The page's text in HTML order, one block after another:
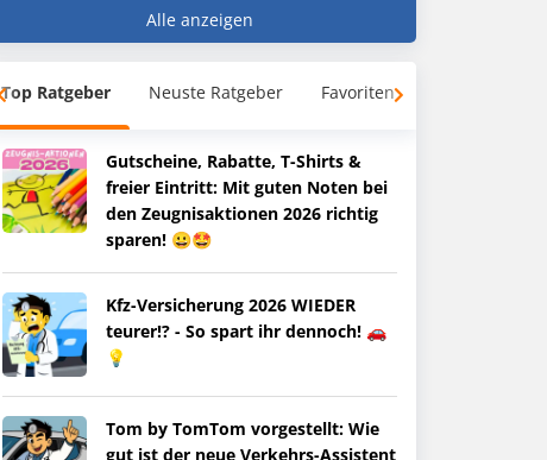
Alle anzeigen
Top Ratgeber Neuste Ratgeber Favoriten
Gutscheine, Rabatte, T-Shirts &
freier Eintritt: Mit guten Noten bei
den Zeugnisaktionen 2026 richtig
sparen! 😀🤩
Kfz-Versicherung 2026 WIEDER
teurer!? - So spart ihr dennoch! 🚗
💡
Tom by TomTom vorgestellt: Wie
gut ist der neue Verkehrs-Assistent